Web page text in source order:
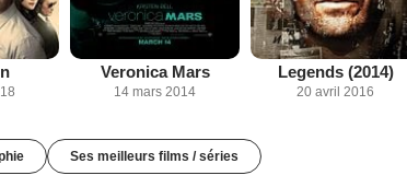
Veronica Mars
14 mars 2014
Legends (2014)
20 avril 2016
Ses meilleurs films / séries